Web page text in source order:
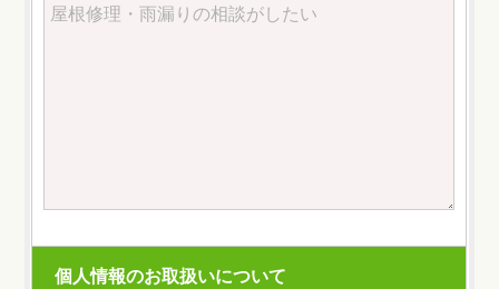
個人情報のお取扱いについて